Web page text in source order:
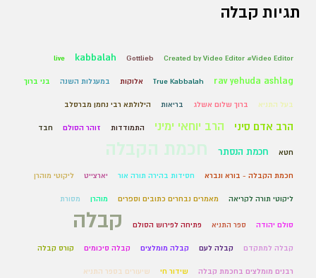
תגיות קבלה
Created by Video Editor #Video Editor
Gottlieb
kabbalah
live
rav yehuda ashlag
True Kabbalah אלוקות במעגלות השנה בני ברוך
בעל התניא ברוך שלום אשלג בריאות הילולתא רבי נחמן מברסלב
הרב אדם סיני הרב יוחאי ימיני התמודדות זוהר הסולם חבד
חטא חכמת הנסתר חכמת הקבלה
חכמת הקבלה - בורא ונברא חסידות בהירה תורה אור יארצייט ליקוטי מוהרן
ליקוטי תורה לקריאה מאמרים נבחרים כתובים וספרים מוהרן מסורת
סולם יהודה ספר התניא פתיחה לפירוש הסולם קבלה
קבלה למתקדם קבלה לעם קבלה מומלצים קבלה סיכומים קורס קבלה
רבנים מומלצים בחכמת קבלה שידור חי שיעורים בספר התניא